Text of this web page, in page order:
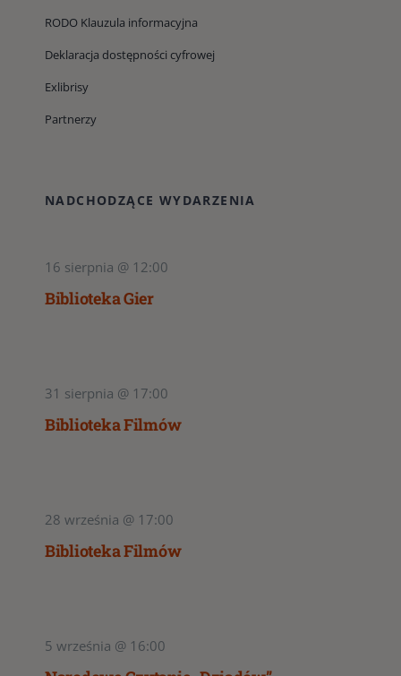
RODO Klauzula informacyjna
Deklaracja dostępności cyfrowej
Exlibrisy
Partnerzy
NADCHODZĄCE WYDARZENIA
16 sierpnia @ 12:00
Biblioteka Gier
31 sierpnia @ 17:00
Biblioteka Filmów
28 września @ 17:00
Biblioteka Filmów
5 września @ 16:00